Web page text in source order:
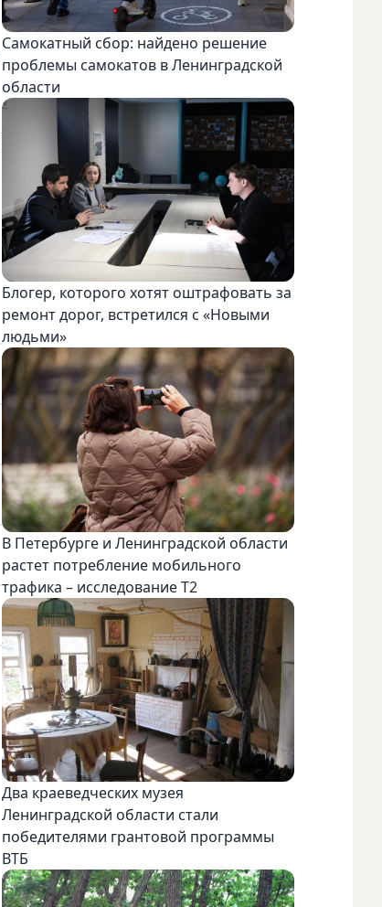
Самокатный сбор: найдено решение
проблемы самокатов в Ленинградской
области
Блогер, которого хотят оштрафовать за
ремонт дорог, встретился с «Новыми
людьми»
В Петербурге и Ленинградской области
растет потребление мобильного
трафика – исследование T2
Два краеведческих музея
Ленинградской области стали
победителями грантовой программы
ВТБ